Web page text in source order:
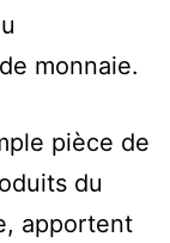
monnaie.
pièce de
du
apportent